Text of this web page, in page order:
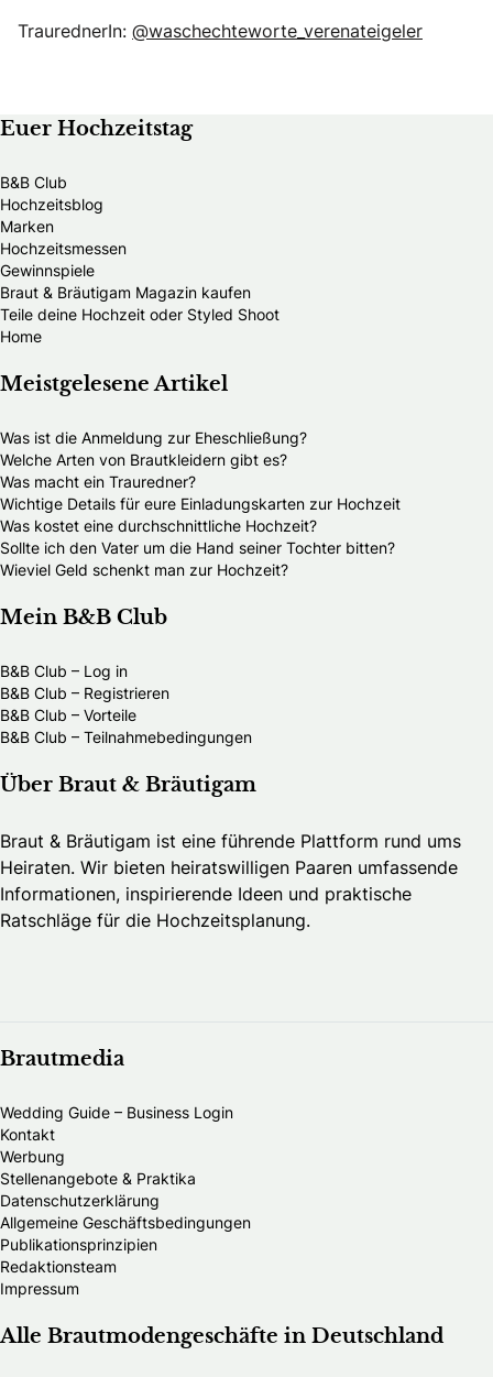
TraurednerIn: @waschechteworte_verenateigeler
Euer Hochzeitstag
B&B Club
Hochzeitsblog
Marken
Hochzeitsmessen
Gewinnspiele
Braut & Bräutigam Magazin kaufen
Teile deine Hochzeit oder Styled Shoot
Home
Meistgelesene Artikel
Was ist die Anmeldung zur Eheschließung?
Welche Arten von Brautkleidern gibt es?
Was macht ein Trauredner?
Wichtige Details für eure Einladungskarten zur Hochzeit
Was kostet eine durchschnittliche Hochzeit?
Sollte ich den Vater um die Hand seiner Tochter bitten?
Wieviel Geld schenkt man zur Hochzeit?
Mein B&B Club
B&B Club – Log in
B&B Club – Registrieren
B&B Club – Vorteile
B&B Club – Teilnahmebedingungen
Über Braut & Bräutigam
Braut & Bräutigam ist eine führende Plattform rund ums
Heiraten. Wir bieten heiratswilligen Paaren umfassende
Informationen, inspirierende Ideen und praktische
Ratschläge für die Hochzeitsplanung.
Brautmedia
Wedding Guide – Business Login
Kontakt
Werbung
Stellenangebote & Praktika
Datenschutzerklärung
Allgemeine Geschäftsbedingungen
Publikationsprinzipien
Redaktionsteam
Impressum
Alle Brautmodengeschäfte in Deutschland